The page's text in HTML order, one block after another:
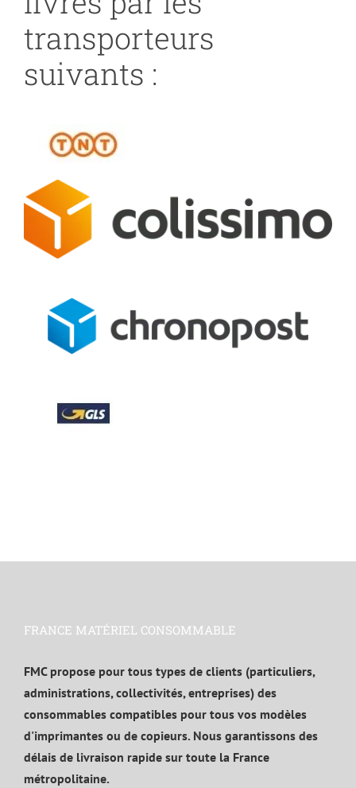
transporteurs
suivants :
FRANCE MATÉRIEL CONSOMMABLE
FMC propose pour tous types de clients (particuliers,
administrations, collectivités, entreprises) des
consommables compatibles pour tous vos modèles
d'imprimantes ou de copieurs. Nous garantissons des
délais de livraison rapide sur toute la France
métropolitaine.